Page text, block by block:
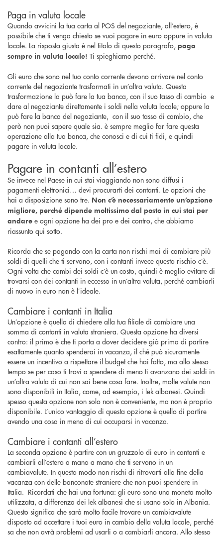
Paga in valuta locale
Quando avvicini la tua carta al POS del negoziante, all’estero, è
possibile che ti venga chiesto se vuoi pagare in euro oppure in valuta
locale. La risposta giusta è nel titolo di questo paragrafo, paga
sempre in valuta locale! Ti spieghiamo perché.
Gli euro che sono nel tuo conto corrente devono arrivare nel conto
corrente del negoziante trasformati in un’altra valuta. Questa
trasformazione la può fare la tua banca, con il suo tasso di cambio e
dare al negoziante direttamente i soldi nella valuta locale; oppure la
può fare la banca del negoziante, con il suo tasso di cambio, che
però non puoi sapere quale sia. è sempre meglio far fare questa
operazione alla tua banca, che conosci e di cui ti fidi, e quindi
pagare in valuta locale.
Pagare in contanti all’estero
Se invece nel Paese in cui stai viaggiando non sono diffusi i
pagamenti elettronici… devi procurarti dei contanti. Le opzioni che
hai a disposizione sono tre. Non c’è necessariamente un’opzione
migliore, perché dipende moltissimo dal posto in cui stai per
andare e ogni opzione ha dei pro e dei contro, che abbiamo
riassunto qui sotto.
Ricorda che se pagando con la carta non rischi mai di cambiare più
soldi di quelli che ti servono, con i contanti invece questo rischio c’è.
Ogni volta che cambi dei soldi c’è un costo, quindi è meglio evitare di
trovarsi con dei contanti in eccesso in un’altra valuta, perché cambiarli
di nuovo in euro non è l’ideale.
Cambiare i contanti in Italia
Un’opzione è quella di chiedere alla tua filiale di cambiare una
somma di contanti in valuta straniera. Questa opzione ha diversi
contro: il primo è che ti porta a dover decidere già prima di partire
esattamente quanto spenderai in vacanza, il ché può sicuramente
essere un incentivo a rispettare il budget che hai fatto, ma allo stesso
tempo se per caso ti trovi a spendere di meno ti avanzano dei soldi in
un’altra valuta di cui non sai bene cosa fare. Inoltre, molte valute non
sono disponibili in Italia, come, ad esempio, i lek albanesi. Quindi
spesso questa opzione non solo non è conveniente, ma non è proprio
disponibile. L’unico vantaggio di questa opzione è quello di partire
avendo una cosa in meno di cui occuparsi in vacanza.
Cambiare i contanti all’estero
La seconda opzione è partire con un gruzzolo di euro in contanti e
cambiarli all’estero a mano a mano che ti servono in un
cambiavalute. In questo modo non rischi di ritrovarti alla fine della
vacanza con delle banconote straniere che non puoi spendere in
Italia. Ricordati che hai una fortuna: gli euro sono una moneta molto
utilizzata, a differenza dei lek albanesi che si usano solo in Albania.
Questo significa che sarà molto facile trovare un cambiavalute
disposto ad accettare i tuoi euro in cambio della valuta locale, perché
sa che non avrà problemi ad usarli o a cambiarli ancora. Allo stesso